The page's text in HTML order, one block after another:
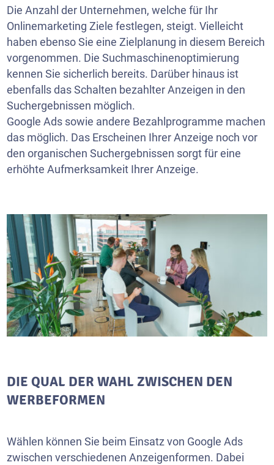
Die Anzahl der Unternehmen, welche für Ihr
Onlinemarketing Ziele festlegen, steigt. Vielleicht
haben ebenso Sie eine Zielplanung in diesem Bereich
vorgenommen. Die Suchmaschinenoptimierung
kennen Sie sicherlich bereits. Darüber hinaus ist
ebenfalls das Schalten bezahlter Anzeigen in den
Suchergebnissen möglich.
Google Ads sowie andere Bezahlprogramme machen
das möglich. Das Erscheinen Ihrer Anzeige noch vor
den organischen Suchergebnissen sorgt für eine
erhöhte Aufmerksamkeit Ihrer Anzeige.
DIE QUAL DER WAHL ZWISCHEN DEN
WERBEFORMEN
Wählen können Sie beim Einsatz von Google Ads
zwischen verschiedenen Anzeigenformen. Dabei